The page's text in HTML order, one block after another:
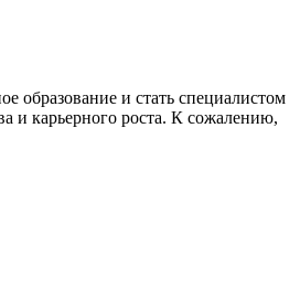
образование и стать специалистом
и карьерного роста. К сожалению,